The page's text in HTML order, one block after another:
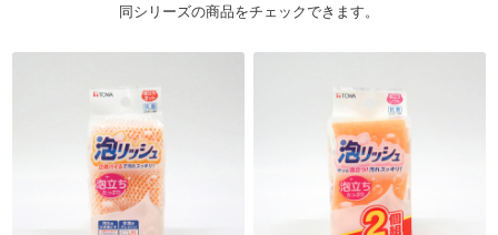
同シリーズの商品をチェックできます。